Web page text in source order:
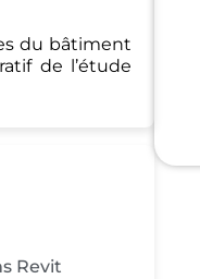
du bâtiment
de l’étude
Revit